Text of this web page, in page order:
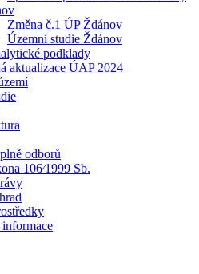
Změna č.1 ÚP Ždánov
Územní studie Ždánov
podklady
aktualizace ÚAP 2024
odborů
106⁄1999 Sb.